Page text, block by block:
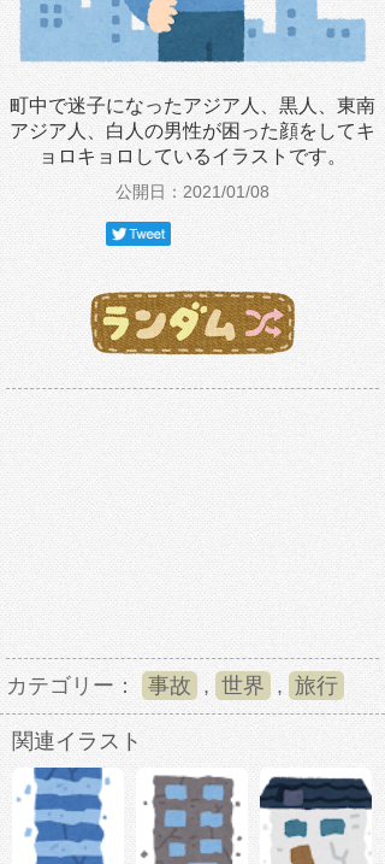
町中で迷子になったアジア人、黒人、東南
アジア人、白人の男性が困った顔をしてキ
ョロキョロしているイラストです。
公開日：2021/01/08
カテゴリー： 事故 , 世界 , 旅行
関連イラスト